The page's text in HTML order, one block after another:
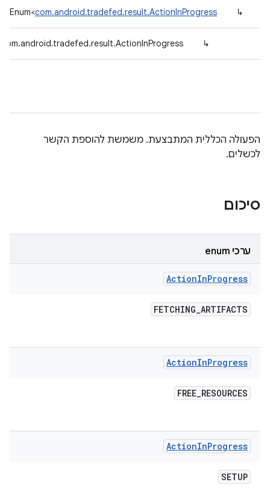
↳
com.android.tradefed.result.ActionInProgress
↳
com.android.tradefed.result.ActionInProgress
הפעולה הכללית המתבצעת. משמשת להוספת הקשר
לכשלים.
סיכום
ערכי enum
ActionInProgress
FETCHING_ARTIFACTS
ActionInProgress
FREE_RESOURCES
ActionInProgress
SETUP